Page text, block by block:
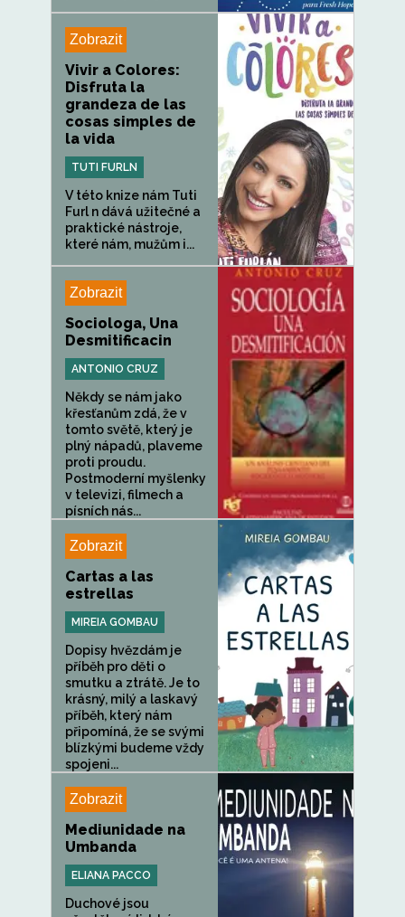
Zobrazit
Vivir a Colores:
Disfruta la
grandeza de las
cosas simples de
la vida
TUTI FURLN
V této knize nám Tuti
Furl n dává užitečné a
praktické nástroje,
které nám, mužům i...
Zobrazit
Sociologa, Una
Desmitificacin
ANTONIO CRUZ
Někdy se nám jako
křesťanům zdá, že v
tomto světě, který je
plný nápadů, plaveme
proti proudu.
Postmoderní myšlenky
v televizi, filmech a
písních nás...
Zobrazit
Cartas a las
estrellas
MIREIA GOMBAU
Dopisy hvězdám je
příběh pro děti o
smutku a ztrátě. Je to
krásný, milý a laskavý
příběh, který nám
připomíná, že se svými
blízkými budeme vždy
spojeni...
Zobrazit
Mediunidade na
Umbanda
ELIANA PACCO
Duchové jsou